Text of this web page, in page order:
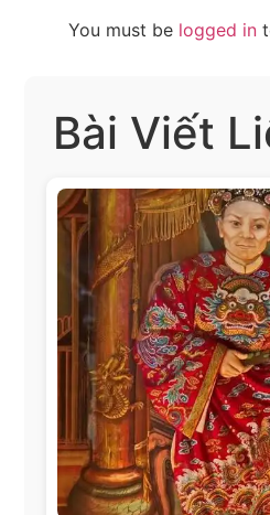
You must be logged in
Bài Viết